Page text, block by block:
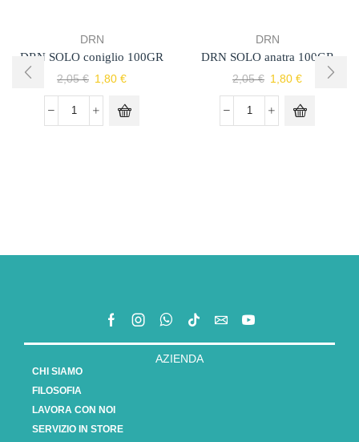
DRN
DRN SOLO coniglio 100GR
2,05€ 1,80 €
DRN
DRN SOLO anatra 100GR
2,05€ 1,80 €
AZIENDA
CHI SIAMO
FILOSOFIA
LAVORA CON NOI
SERVIZIO IN STORE